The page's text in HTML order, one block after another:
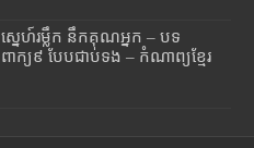
ស្នេហ៍រម្លឹក នឹកគុណអ្នក – បទ
ពាក្យ៩ បែបជាប់ទង – កំណាព្យខ្មែរ